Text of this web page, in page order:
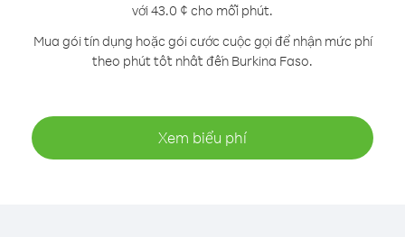
với 43.0 ¢ cho mỗi phút.
Mua gói tín dụng hoặc gói cước cuộc gọi để nhận mức phí
theo phút tốt nhất đến Burkina Faso.
Xem biểu phí